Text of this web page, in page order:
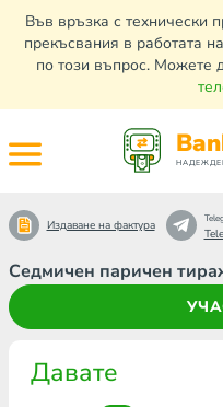
Във връзка с технически
прекъсвания в работата
по този въпрос. Можете
Седмичен паричен
Издаване на фактура
Давате